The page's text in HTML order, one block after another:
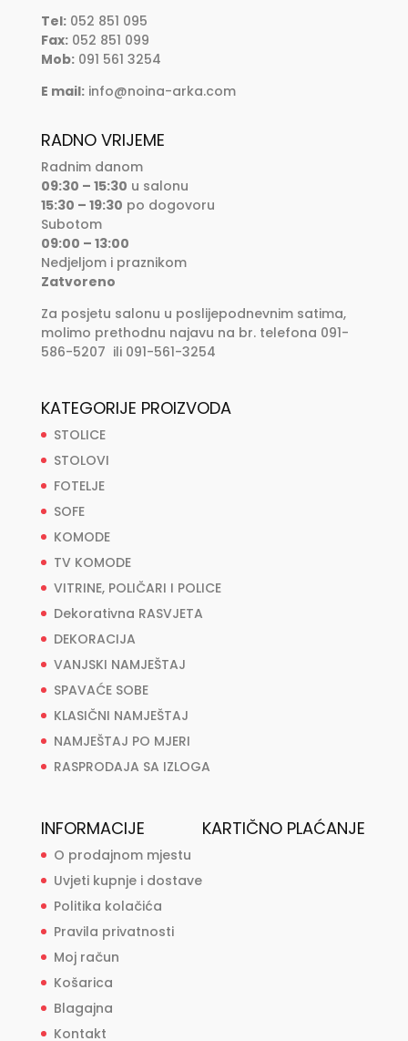
Tel:052 851 095
Fax:052 851 099
Mob:091 561 3254
E mail: info@noina-arka.com
RADNO VRIJEME
Radnim danom
09:30 – 15:30 u salonu
15:30 – 19:30 po dogovoru
Subotom
09:00 – 13:00
Nedjeljom i praznikom
Zatvoreno
Za posjetu salonu u poslijepodnevnim satima,
molimo prethodnu najavu na br. telefona 091-
586-5207 ili 091-561-3254
KATEGORIJE PROIZVODA
STOLICE
STOLOVI
FOTELJE
SOFE
KOMODE
TV KOMODE
VITRINE, POLIČARI I POLICE
Dekorativna RASVJETA
DEKORACIJA
VANJSKI NAMJEŠTAJ
SPAVAĆE SOBE
KLASIČNI NAMJEŠTAJ
NAMJEŠTAJ PO MJERI
RASPRODAJA SA IZLOGA
INFORMACIJE
O prodajnom mjestu
Uvjeti kupnje i dostave
Politika kolačića
Pravila privatnosti
Moj račun
Košarica
Blagajna
Kontakt
KARTIČNO PLAĆANJE